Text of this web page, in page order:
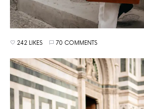
242 LIKES 70 COMMENTS